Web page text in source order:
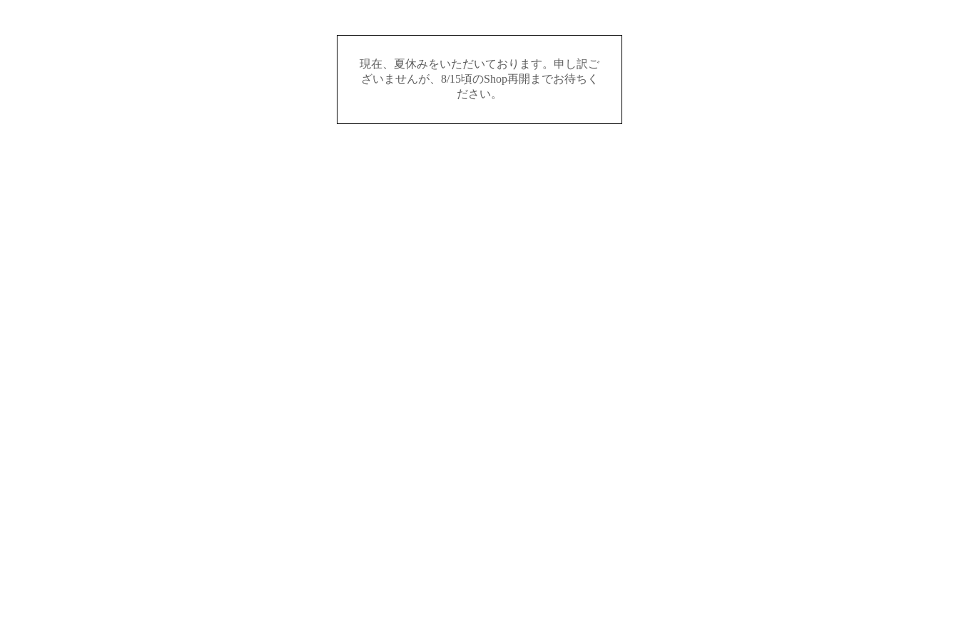
現在、夏休みをいただいております。申し訳ご
ざいませんが、8/15頃のShop再開までお待ちく
ださい。